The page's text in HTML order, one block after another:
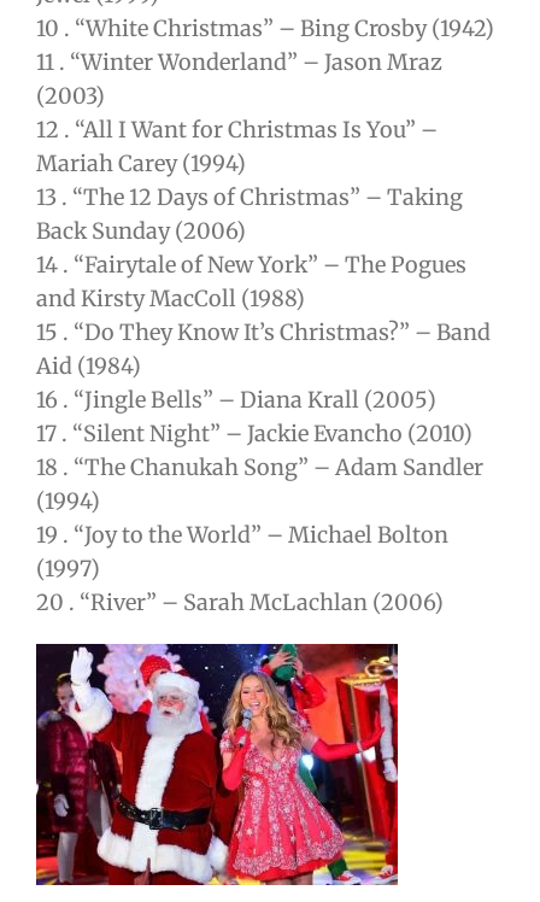
10 . “White Christmas” – Bing Crosby (1942)
11 . “Winter Wonderland” – Jason Mraz
(2003)
12 . “All I Want for Christmas Is You” –
Mariah Carey (1994)
13 . “The 12 Days of Christmas” – Taking
Back Sunday (2006)
14 . “Fairytale of New York” – The Pogues
and Kirsty MacColl (1988)
15 . “Do They Know It’s Christmas?” – Band
Aid (1984)
16 . “Jingle Bells” – Diana Krall (2005)
17 . “Silent Night” – Jackie Evancho (2010)
18 . “The Chanukah Song” – Adam Sandler
(1994)
19 . “Joy to the World” – Michael Bolton
(1997)
20 . “River” – Sarah McLachlan (2006)